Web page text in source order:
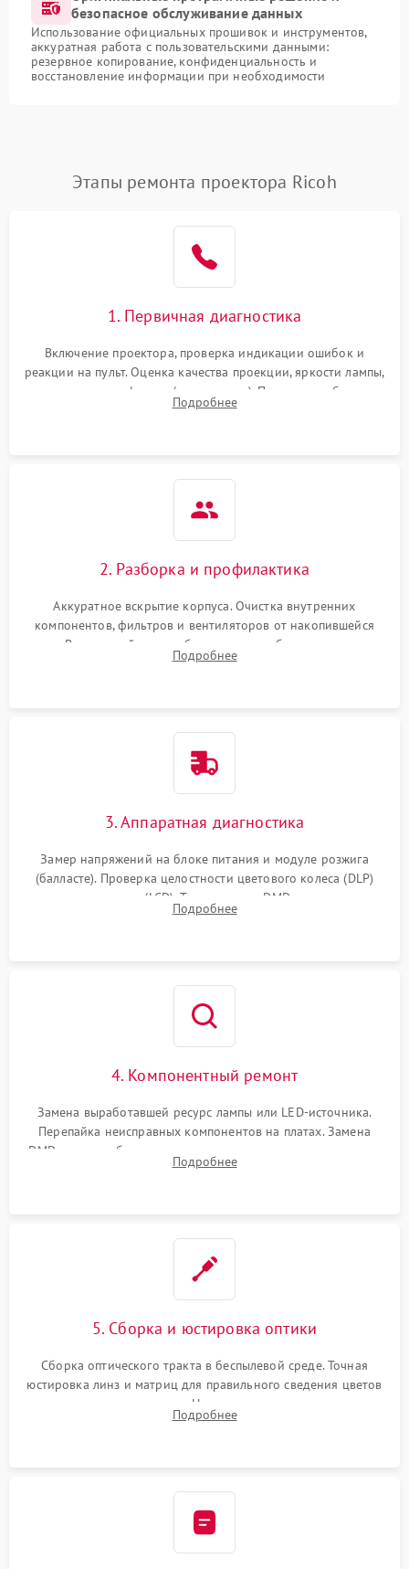
безопасное обслуживание данных
Использование официальных прошивок и инструментов,
аккуратная работа с пользовательскими данными:
резервное копирование, конфиденциальность и
восстановление информации при необходимости
Этапы ремонта проектора Ricoh
1. Первичная диагностика
Включение проектора, проверка индикации ошибок и
реакции на пульт. Оценка качества проекции, яркости лампы,
наличия артефактов (точки, пятна). Проверка работы
системы охлаждения по уровню шума вентиляторов.
Подробнее
2. Разборка и профилактика
Аккуратное вскрытие корпуса. Очистка внутренних
компонентов, фильтров и вентиляторов от накопившейся
пыли. Визуальный осмотр блока питания, балласта лампы и
материнской платы на наличие прогаров или вздутых
Подробнее
3. Аппаратная диагностика
Замер напряжений на блоке питания и модуле розжига
(балласте). Проверка целостности цветового колеса (DLP)
или поляризаторов (LCD). Тестирование DMD-чипа, датчиков
температуры и оптопар с помощью мультиметра и
Подробнее
4. Компонентный ремонт
Замена выработавшей ресурс лампы или LED-источника.
Перепайка неисправных компонентов на платах. Замена
DMD-чипа при битых пикселях, установка нового цветового
колеса или восстановление сгоревших поляризационных
Подробнее
5. Сборка и юстировка оптики
Сборка оптического тракта в беспылевой среде. Точная
юстировка линз и матриц для правильного сведения цветов
и устранения размытия. Надежное подключение всех
шлейфов, установка датчиков и закрытие корпуса
Подробнее